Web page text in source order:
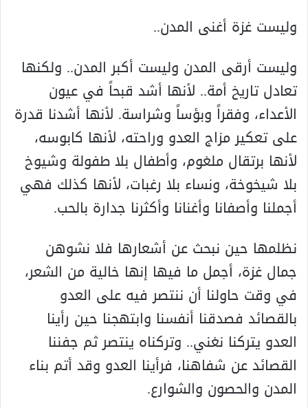
وليست غزة أغنى المدن..
وليست أرقى المدن وليست أکبر المدن.. ولکنها
تعادل تاريخ أمة.. لأنها أشد قبحاً في عيون
الأعداء، وفقراً وبؤساً وشراسة. لأنها أشدنا قدرة
على تعکير مزاج العدو وراحته، لأنها کابوسه،
لأنها برتقال ملغوم، وأطفال بلا طفولة وشيوخ
بلا شيخوخة، ونساء بلا رغبات، لأنها کذلك فهي
أجملنا وأصفانا وأغنانا وأکثرنا جدارة بالحب.
نظلمها حين نبحث عن أشعارها فلا نشوهن
جمال غزة، أجمل ما فيها إنها خالية من الشعر،
في وقت حاولنا أن ننتصر فيه على العدو
بالقصائد فصدقنا أنفسنا وابتهجنا حين رأينا
العدو يترکنا نغني.. وترکناه ينتصر ثم جفننا
القصائد عن شفاهنا، فرأينا العدو وقد أتم بناء
المدن والحصون والشوارع.